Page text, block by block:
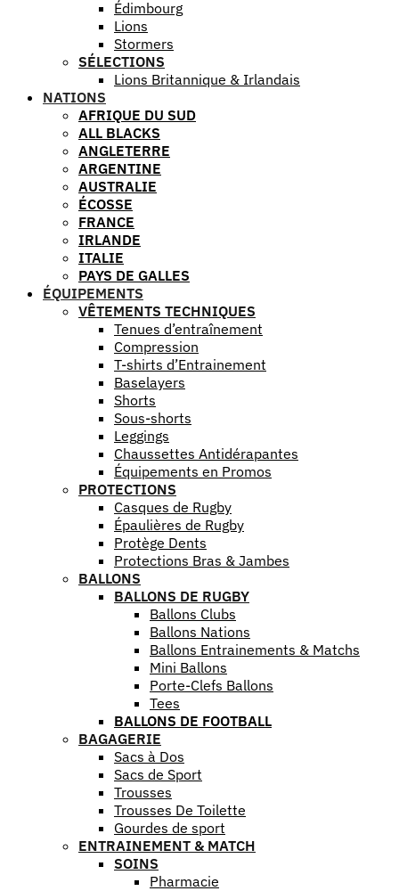
Édimbourg
Lions
Stormers
SÉLECTIONS
Lions Britannique & Irlandais
NATIONS
AFRIQUE DU SUD
ALL BLACKS
ANGLETERRE
ARGENTINE
AUSTRALIE
ÉCOSSE
FRANCE
IRLANDE
ITALIE
PAYS DE GALLES
ÉQUIPEMENTS
VÊTEMENTS TECHNIQUES
Tenues d’entraînement
Compression
T-shirts d’Entrainement
Baselayers
Shorts
Sous-shorts
Leggings
Chaussettes Antidérapantes
Équipements en Promos
PROTECTIONS
Casques de Rugby
Épaulières de Rugby
Protège Dents
Protections Bras & Jambes
BALLONS
BALLONS DE RUGBY
Ballons Clubs
Ballons Nations
Ballons Entrainements & Matchs
Mini Ballons
Porte-Clefs Ballons
Tees
BALLONS DE FOOTBALL
BAGAGERIE
Sacs à Dos
Sacs de Sport
Trousses
Trousses De Toilette
Gourdes de sport
ENTRAINEMENT & MATCH
SOINS
Pharmacie